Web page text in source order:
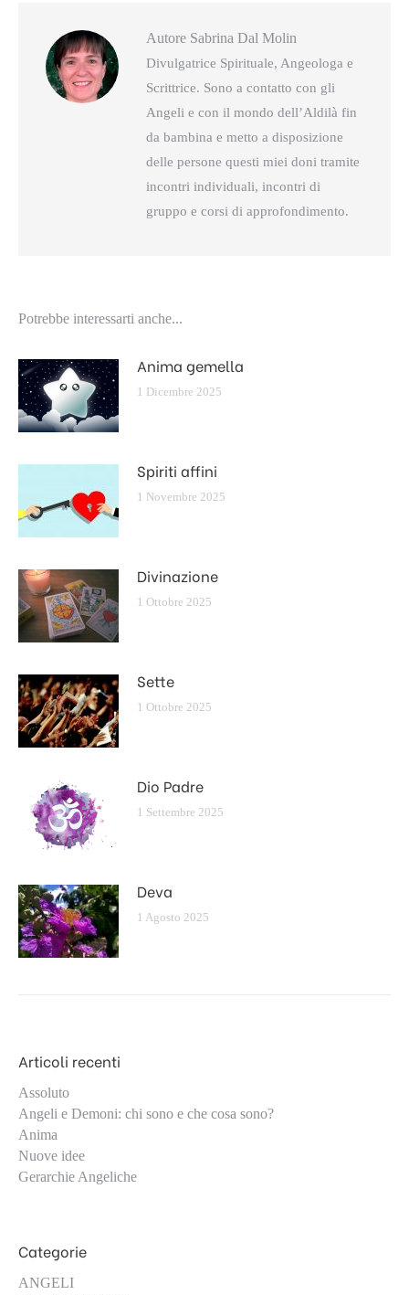
Autore Sabrina Dal Molin
Divulgatrice Spirituale, Angeologa e
Scrittrice. Sono a contatto con gli
Angeli e con il mondo dell’Aldilà fin
da bambina e metto a disposizione
delle persone questi miei doni tramite
incontri individuali, incontri di
gruppo e corsi di approfondimento.
Potrebbe interessarti anche...
Anima gemella
1 Dicembre 2025
Spiriti affini
1 Novembre 2025
Divinazione
1 Ottobre 2025
Sette
1 Ottobre 2025
Dio Padre
1 Settembre 2025
Deva
1 Agosto 2025
Articoli recenti
Assoluto
Angeli e Demoni: chi sono e che cosa sono?
Anima
Nuove idee
Gerarchie Angeliche
Categorie
ANGELI